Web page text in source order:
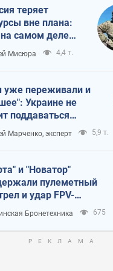
теряет
вне плана:
на самом деле
темп войны
Мисюра 4,4 т.
переживали и
Украине не
поддаваться
из-за
террора
Марченко, эксперт 5,9 т.
и "Новатор"
пулеметный
и удар FPV-
сохранив жизнь
ВСУ
Бронетехника 675